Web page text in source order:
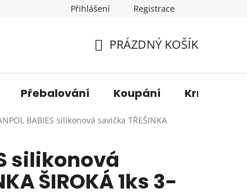
Věrnostní sleva O nás
Přihlášení Registrace
KOŠÍK
PRÁZDNÝ KOŠÍK
Přebalování Koupání Krmení
BABIES silikonová savička TŘEŠINKA
silikonová
ŠIROKÁ 1ks 3-